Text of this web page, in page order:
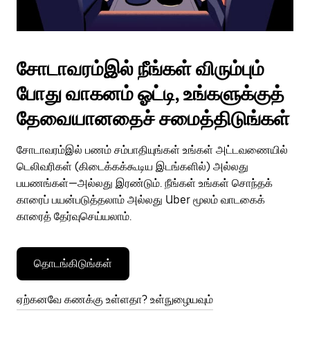
சோடாவரம்இல் நீங்கள் விரும்பும்
போது வாகனம் ஓட்டி, உங்களுக்குத்
தேவையானதைச் சமைத்திடுங்கள்
சோடாவரம்இல் பணம் சம்பாதியுங்கள் உங்கள் அட்டவணையில்
டெலிவரிகள் (கிடைக்கக்கூடிய இடங்களில்) அல்லது
பயணங்கள்—அல்லது இரண்டும். நீங்கள் உங்கள் சொந்தக்
காரைப் பயன்படுத்தலாம் அல்லது Uber மூலம் வாடகைக்
காரைத் தேர்வுசெய்யலாம்.
தொடங்கிடுங்கள்
ஏற்கனவே கணக்கு உள்ளதா? உள்நுழையவும்